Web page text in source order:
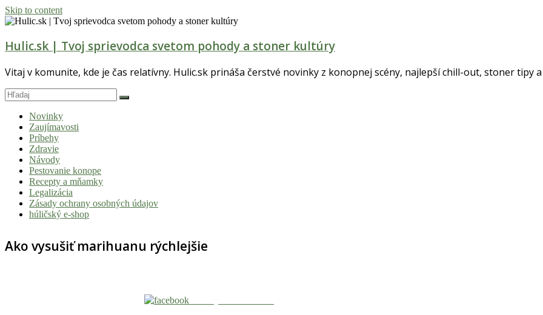
Skip to content
Hulic.sk | Tvoj sprievodca svetom pohody a stoner kultúry
Vitaj v komunite, kde je čas relatívny. Hulic.sk prináša čerstvé novinky z konopnej scény, najlepší chill-out, stoner tipy
Novinky
Zaujímavosti
Príbehy
Zdravie
Návody
Pestovanie konope
Recepty a mňamky
Legalizácia
Zásady ochrany osobných údajov
húličský e-shop
Ako vysušiť marihuanu rýchlejšie